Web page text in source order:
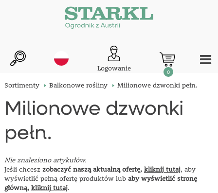
Logowanie 0
Sortimenty Balkonowe rośliny Milionowe dzwonki pełn.
Milionowe dzwonki
pełn.
Nie znaleziono artykułów.
Jeśli chcesz zobaczyć naszą aktualną ofertę, kliknij tutaj, aby
wyświetlić pełną ofertę produktów lub aby wyświetlić stronę
główną, kliknij tutaj.